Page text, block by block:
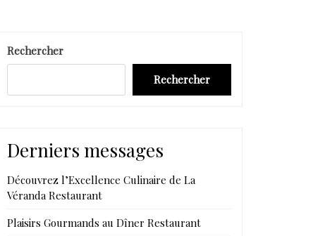
Rechercher
Rechercher
Derniers messages
Découvrez l’Excellence Culinaire de La
Véranda Restaurant
Plaisirs Gourmands au Dîner Restaurant